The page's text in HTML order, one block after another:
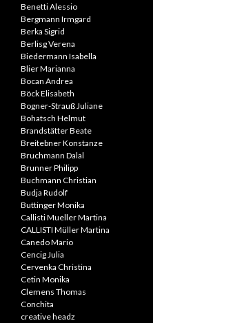
Benetti Alessio
Bergmann Irmgard
Berka Sigrid
Berlisg Verena
Biedermann Isabella
Blier Marianna
Bocan Andrea
Böck Elisabeth
Bogner-Strauß Juliane
Bohatsch Helmut
Brandstätter Beate
Breitebner Konstanze
Bruchmann Dalal
Brunner Philipp
Buchmann Christian
Budja Rudolf
Buttinger Monika
Callisti Mueller Martina
CALLISTI Müller Martina
Canedo Mario
Cencig Julia
Cervenka Christina
Cetin Monika
Clemens Thomas
Conchita
creative headz